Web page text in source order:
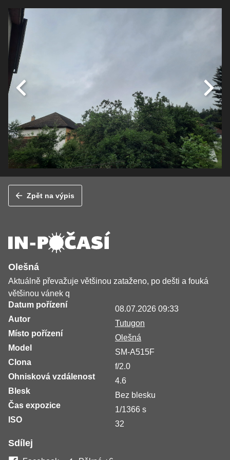
Zpět na výpis
Olešná
Aktuálně převažuje většinou zataženo, po dešti a fouká
většinou vánek q
Datum pořízení
08.07.2026 09:33
Autor
Tutugon
Místo pořízení
Olešná
Model
SM-A515F
Clona
f/2.0
Ohnisková vzdálenost
4.6
Blesk
Bez blesku
Čas expozice
1/1366 s
ISO
32
Sdílej